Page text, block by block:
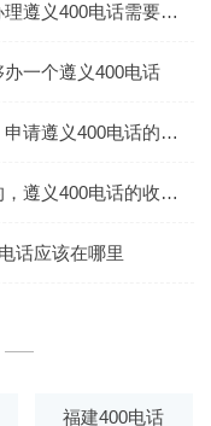
可以在网络上办理遵义400电话吗，办理遵义400电话需要什么费用吗
一个遵义400电话
申请遵义400电话的时间最长是多久，申请遵义400电话的时间最短是多久
遵义400电话的收费标准是怎么规定的，遵义400电话的收费标准合理吗
话应该在哪里
福建400电话